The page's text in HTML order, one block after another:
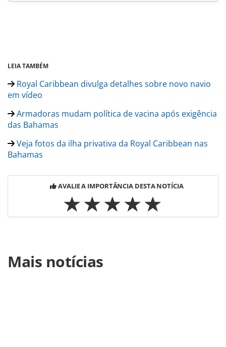
LEIA TAMBÉM
Royal Caribbean divulga detalhes sobre novo navio
em vídeo
Armadoras mudam política de vacina após exigência
das Bahamas
Veja fotos da ilha privativa da Royal Caribbean nas
Bahamas
AVALIE A IMPORTÂNCIA DESTA NOTÍCIA
https://www.panrotas.com.br/mercado/cruzeiros/2021/
anuncia-estreia-do-wonder-of-the-seas-em-2022-nos-
Mais notícias